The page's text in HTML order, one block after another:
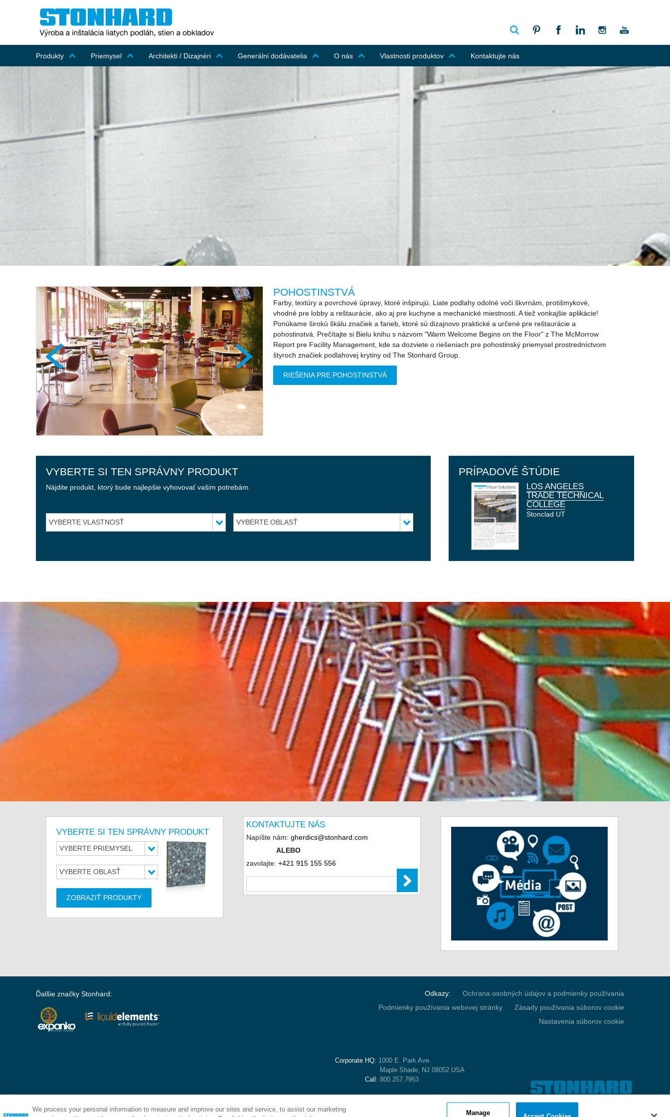
Produkty Priemysel Architekti / Dizajnéri Generálni dodávatelia O nás Vlastnosti produktov Kontaktujte nás
POHOSTINSTVÁ
Farby, textúry a povrchové úpravy, ktoré inšpirujú. Liate podlahy odolné voči škvrnám, protišmykové,
vhodné pre lobby a reštaurácie, ako aj pre kuchyne a mechanické miestnosti. A tiež vonkajšie aplikácie!
Ponúkame širokú škálu značiek a farieb, ktoré sú dizajnovo praktické a určené pre reštaurácie a
pohostinstvá. Prečítajte si Bielu knihu s názvom "Warm Welcome Begins on the Floor" z The McMorrow
Report pre Facility Management, kde sa dozviete o riešeniach pre pohostinský priemysel prostredníctvom
štyroch značiek podlahovej krytiny od The Stonhard Group.
RIEŠENIA PRE POHOSTINSTVÁ
VYBERTE SI TEN SPRÁVNY PRODUKT
Nájdite produkt, ktorý bude najlepšie vyhovovať vašim potrebám.
VYBERTE VLASTNOSŤ VYBERTE OBLASŤ
PRÍPADOVÉ ŠTÚDIE
LOS ANGELES
TRADE TECHNICAL
COLLEGE
Stonclad UT
VYBERTE SI TEN SPRÁVNY PRODUKT
VYBERTE PRIEMYSEL
VYBERTE OBLASŤ
ZOBRAZIŤ PRODUKTY
KONTAKTUJTE NÁS
Napíšte nám: gherdics@stonhard.com
ALEBO
zavolajte: +421 915 155 556
Odkazy:
Ochrana osobných údajov a podmienky používania
Podmienky používania webovej stránky
Zásady používania súborov cookie
Nastavenia súborov cookie
Corporate HQ: 1000 E. Park Ave.
Maple Shade, NJ 08052 USA
Call: 800.257.7953
Ďalšie značky Stonhard:
We process your personal information to measure and improve our sites and service, to assist our marketing
Manage